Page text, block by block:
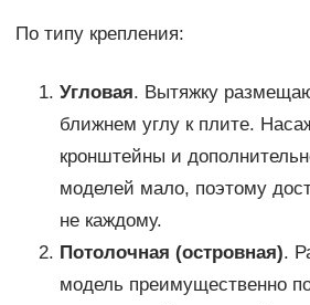
По типу крепления:
Угловая. Вытяжку
ближнем углу к плите.
кронштейны и
моделей мало, поэтому
не каждому.
Потолочная (островная).
модель преимущественно